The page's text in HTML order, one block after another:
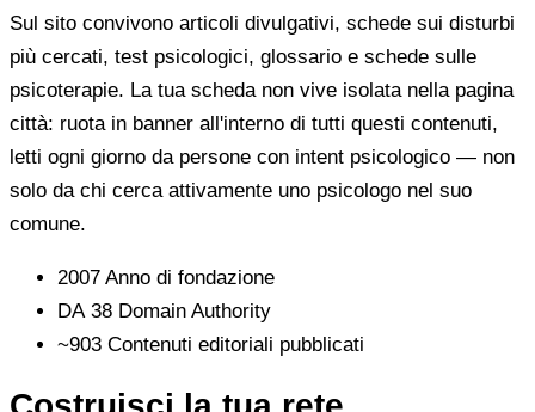
Sul sito convivono articoli divulgativi, schede sui disturbi
più cercati, test psicologici, glossario e schede sulle
psicoterapie. La tua scheda non vive isolata nella pagina
città: ruota in banner all'interno di tutti questi contenuti,
letti ogni giorno da persone con intent psicologico — non
solo da chi cerca attivamente uno psicologo nel suo
comune.
2007 Anno di fondazione
DA 38 Domain Authority
~903 Contenuti editoriali pubblicati